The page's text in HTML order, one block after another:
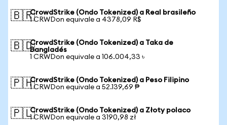
🇧🇷CrowdStrike (Ondo Tokenized) a Real brasileño
1 CRWDon equivale a 4378,09 R$
🇧🇩CrowdStrike (Ondo Tokenized) a Taka de
Bangladés
1 CRWDon equivale a 106.004,33 ৳
🇵🇭CrowdStrike (Ondo Tokenized) a Peso Filipino
1 CRWDon equivale a 52.139,69 ₱
🇵🇱CrowdStrike (Ondo Tokenized) a Złoty polaco
1 CRWDon equivale a 3190,98 zł